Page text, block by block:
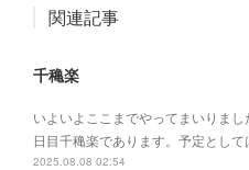
関連記事
千穐楽
いよいよここまでやってまいりま
日目千穐楽であります。予定として
2025.08.08 02:54